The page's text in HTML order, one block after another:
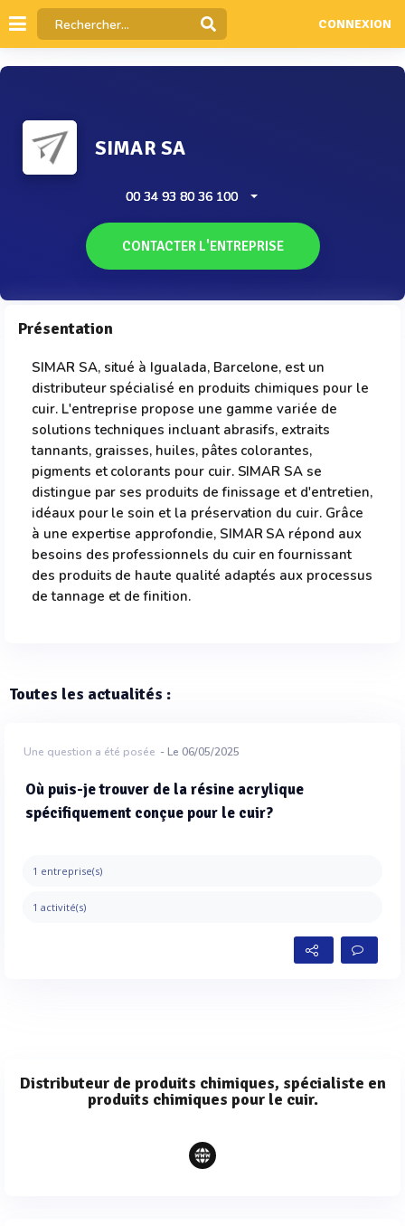
CONNEXION
SIMAR SA
00 34 93 80 36 100
CONTACTER L'ENTREPRISE
Présentation
SIMAR SA, situé à Igualada, Barcelone, est un
distributeur spécialisé en produits chimiques pour le
cuir. L'entreprise propose une gamme variée de
solutions techniques incluant abrasifs, extraits
tannants, graisses, huiles, pâtes colorantes,
pigments et colorants pour cuir. SIMAR SA se
distingue par ses produits de finissage et d'entretien,
idéaux pour le soin et la préservation du cuir. Grâce
à une expertise approfondie, SIMAR SA répond aux
besoins des professionnels du cuir en fournissant
des produits de haute qualité adaptés aux processus
de tannage et de finition.
Toutes les actualités :
Une question a été posée - Le 06/05/2025
Où puis-je trouver de la résine acrylique
spécifiquement conçue pour le cuir?
1 entreprise(s)
1 activité(s)
Distributeur de produits chimiques, spécialiste en
produits chimiques pour le cuir.